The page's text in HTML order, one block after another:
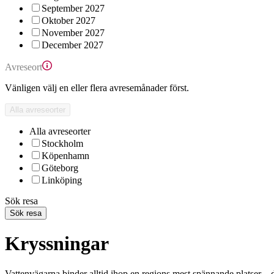
September 2027
Oktober 2027
November 2027
December 2027
Avreseort
Vänligen välj en eller flera avresemånader först.
Alla avreseorter
Alla avreseorter
Stockholm
Köpenhamn
Göteborg
Linköping
Sök resa
Sök resa
Kryssningar